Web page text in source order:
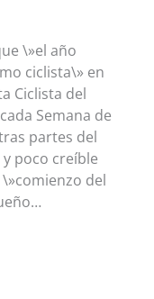
\»el año
ciclista\» en
Ciclista del
Semana de
partes del
poco creíble
del